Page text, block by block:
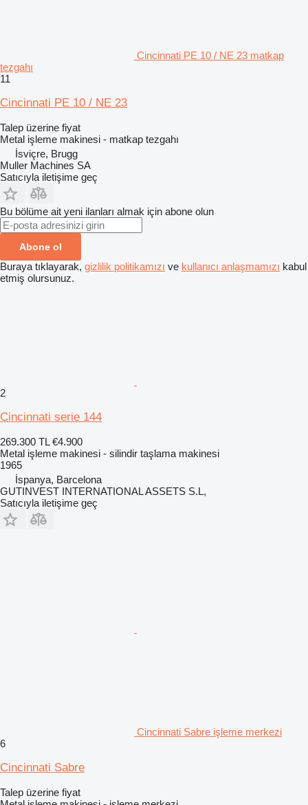
Cincinnati PE 10 / NE 23 matkap
tezgahı
11
Cincinnati PE 10 / NE 23
Talep üzerine fiyat
Metal işleme makinesi - matkap tezgahı
İsviçre, Brugg
Muller Machines SA
Satıcıyla iletişime geç
Bu bölüme ait yeni ilanları almak için abone olun
Abone ol
Buraya tıklayarak, gizlilik politikamızı ve kullanıcı anlaşmamızı kabul
etmiş olursunuz.
2
Cincinnati serie 144
269.300 TL €4.900
Metal işleme makinesi - silindir taşlama makinesi
1965
İspanya, Barcelona
GUTINVEST INTERNATIONAL ASSETS S.L,
Satıcıyla iletişime geç
Cincinnati Sabre işleme merkezi
6
Cincinnati Sabre
Talep üzerine fiyat